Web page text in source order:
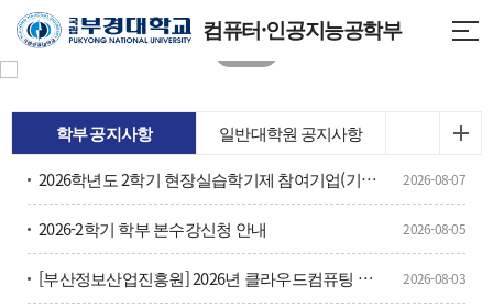
컴퓨터·인공지능공학부
학부 공지사항
일반대학원 공지사항
2026학년도 2학기 현장실습학기제 참여기업(기관) 안내
2026-08-07
2026-2학기 학부 본수강신청 안내 2026-08-05
[부산정보산업진흥원] 2026년 클라우드컴퓨팅 부트캠프 참가자 모집 2026-08-03